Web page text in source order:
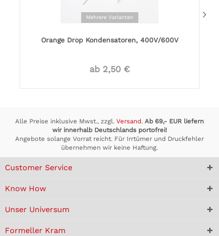
Mehrere Varianten
Orange Drop Kondensatoren, 400V/600V
ab 2,50 €
Alle Preise inklusive Mwst., zzgl. Versand. Ab 69,- EUR liefern
wir innerhalb Deutschlands portofrei!
Angebote solange Vorrat reicht. Für Irrtümer und Druckfehler
übernehmen wir keine Haftung.
Customer Service
Know How
Unser Universum
Formeller Kram